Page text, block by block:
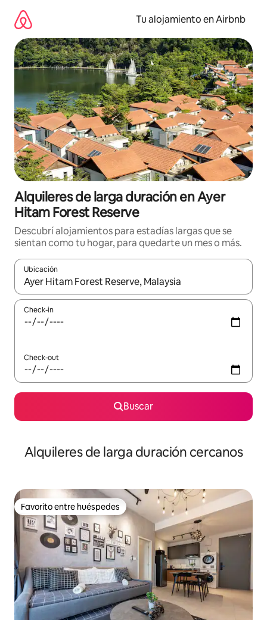
contenido
Tu alojamiento en Airbnb
Alquileres de larga duración en Ayer
Hitam Forest Reserve
Descubrí alojamientos para estadías largas que se
sientan como tu hogar, para quedarte un mes o más.
Ubicación
Cuando los resultados estén disponibles, navegá con las
Check-in
Check-out
Buscar
Alquileres de larga duración cercanos
Favorito entre huéspedes
Favorito entre huéspedes